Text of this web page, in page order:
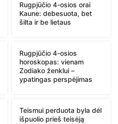
Rugpjūčio 4-osios orai
Kaune: debesuota, bet
šilta ir be lietaus
Rugpjūčio 4-osios
horoskopas: vienam
Zodiako ženklui –
ypatingas perspėjimas
Teismui perduota byla dėl
išpuolio prieš teisėją